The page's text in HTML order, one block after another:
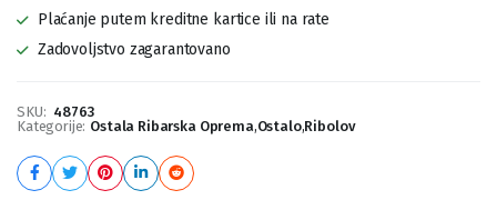
Plaćanje putem kreditne kartice ili na rate
Zadovoljstvo zagarantovano
SKU: 48763
Kategorije: Ostala Ribarska Oprema,Ostalo,Ribolov